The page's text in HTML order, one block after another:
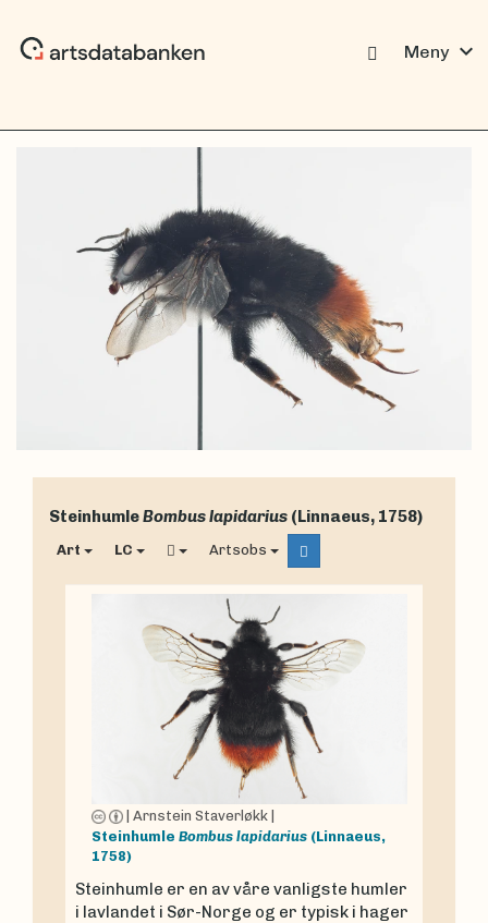
Meny expand_more
SteinhumleBombus lapidarius (Linnaeus, 1758)
Art LC Artsobs
Arnstein Staverløkk
Steinhumle Bombus lapidarius (Linnaeus,
1758)
Steinhumle er en av våre vanligste humler
i lavlandet i Sør-Norge og er typisk i hager